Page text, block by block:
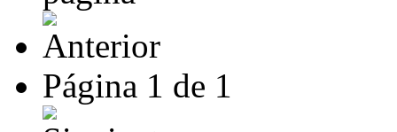
Página 1 de 1